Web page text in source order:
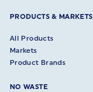
PRODUCTS & MARKETS
All Products
Markets
Product Brands
NO WASTE